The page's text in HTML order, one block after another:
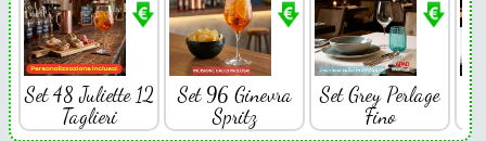
Set 48 Juliette 12
Taglieri
Set 96 Ginevra
Spritz
Set Grey Perlage
Fino